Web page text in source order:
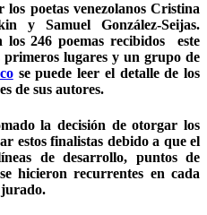
poetas venezolanos Cristina
y Samuel González-Seijas.
los 246 poemas recibidos este
primeros lugares y un grupo de
se puede leer el detalle de los
de sus autores.
la decisión de otorgar los
estos finalistas debido a que el
de desarrollo, puntos de
hicieron recurrentes en cada
jurado.